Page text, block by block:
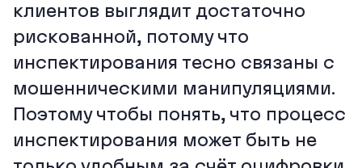
клиентов выглядит достаточно
рискованной, потому что
инспектирования тесно связаны с
мошенническими манипуляциями.
Поэтому чтобы понять, что процесс
инспектирования может быть не